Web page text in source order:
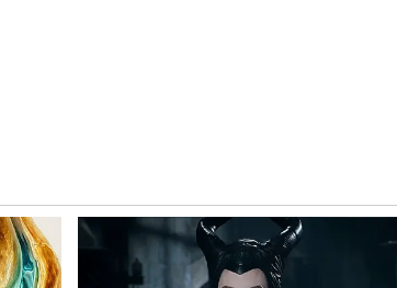
ಕಾಣಿಕೆಯಾಗಿ ಬಂದಿದೆ. ಮೂರು ಚಿನ್ನದ ಖಡ್ಗಗಳು
ಇರಬಹುದು. ರಾಜಕಾರಣಿಯಾದ ಕಾರಣ ಶತ್ರು
ಭಟ್ ಹೇಳಿದ್ದಾರೆ.